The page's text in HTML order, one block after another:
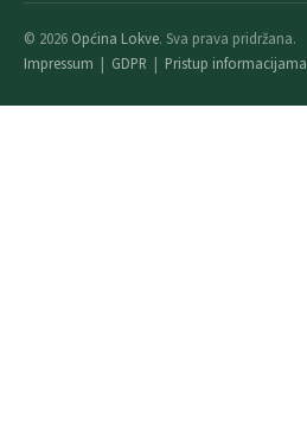
© 2026 Općina Lokve. Sva prava pridržana.
Impressum | GDPR | Pristup informacijama